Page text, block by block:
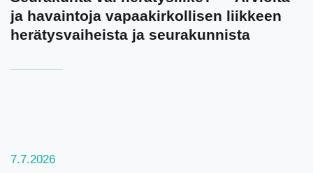
ja havaintoja vapaakirkollisen liikkeen
herätysvaiheista ja seurakunnista
7.7.2026